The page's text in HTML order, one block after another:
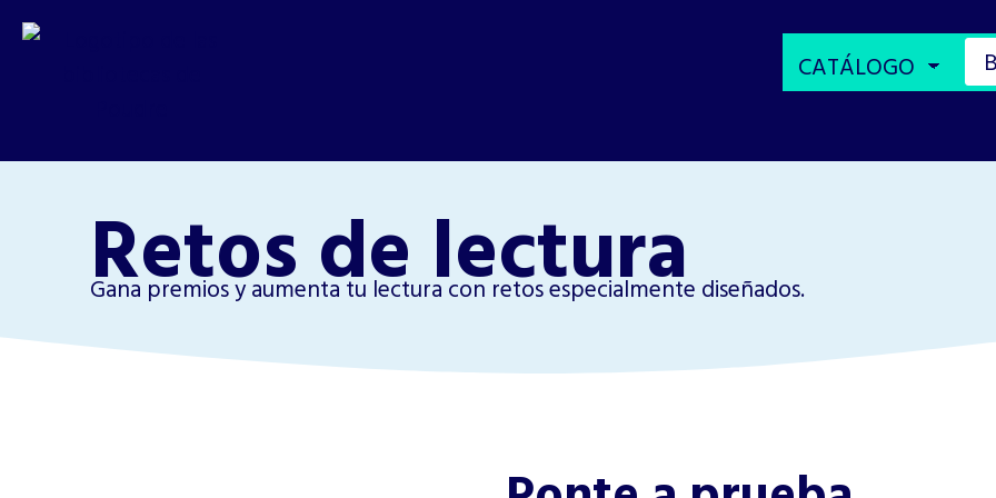
Retos de lectura
Gana premios y aumenta tu lectura con retos especialmente diseñados.